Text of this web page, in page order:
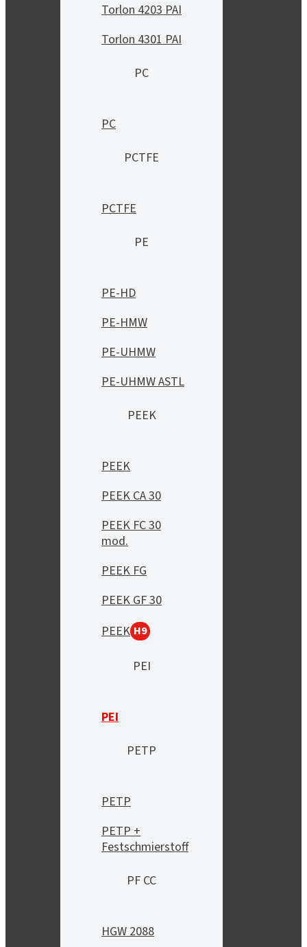
Torlon 4203 PAI
Torlon 4301 PAI
PC
PC
PCTFE
PCTFE
PE
PE-HD
PE-HMW
PE-UHMW
PE-UHMW ASTL
PEEK
PEEK
PEEK CA 30
PEEK FC 30
mod.
PEEK FG
PEEK GF 30
PEEK H9
PEI
PEI
PETP
PETP
PETP +
Festschmierstoff
PF CC
HGW 2088